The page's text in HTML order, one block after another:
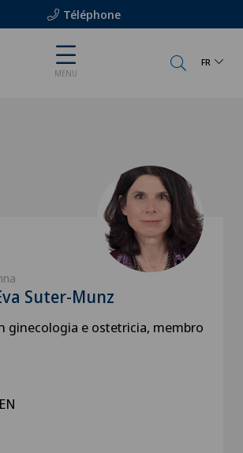
Téléphone
MENU
FR
Suter-Munz
ginecologia e ostetricia, membro
EN